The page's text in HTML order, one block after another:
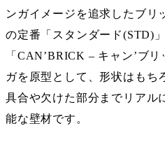
ンガイメージを追求したブリ
の定番「 スタンダード(STD)
「CAN’BRICK – キャン’ブ
ガを原型として、形状はもち
具合や欠けた部分までリアル
能な壁材です。